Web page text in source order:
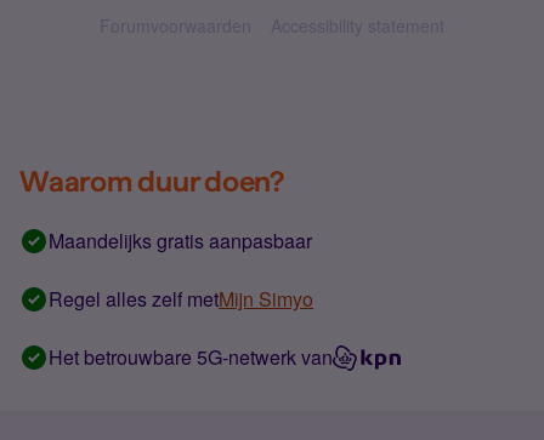
Forumvoorwaarden Accessibility statement
Waarom duur doen?
Maandelijks gratis aanpasbaar
Regel alles zelf metMijn Simyo
Het betrouwbare 5G-netwerk van